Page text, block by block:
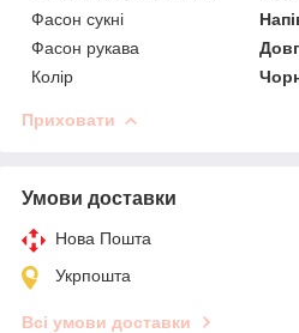
Фасон сукні
Фасон рукава
Колір
Приховати
Умови доставки
Нова Пошта
Укрпошта
Всі умови доставки